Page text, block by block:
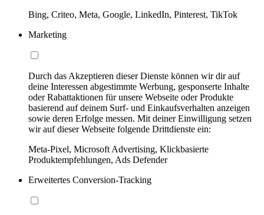
Bing, Criteo, Meta, Google, LinkedIn, Pinterest, TikTok
Marketing
Durch das Akzeptieren dieser Dienste können wir dir auf
deine Interessen abgestimmte Werbung, gesponserte Inhalte
oder Rabattaktionen für unsere Webseite oder Produkte
basierend auf deinem Surf- und Einkaufsverhalten anzeigen
sowie deren Erfolge messen. Mit deiner Einwilligung setzen
wir auf dieser Webseite folgende Drittdienste ein:
Meta-Pixel, Microsoft Advertising, Klickbasierte
Produktempfehlungen, Ads Defender
Erweitertes Conversion-Tracking